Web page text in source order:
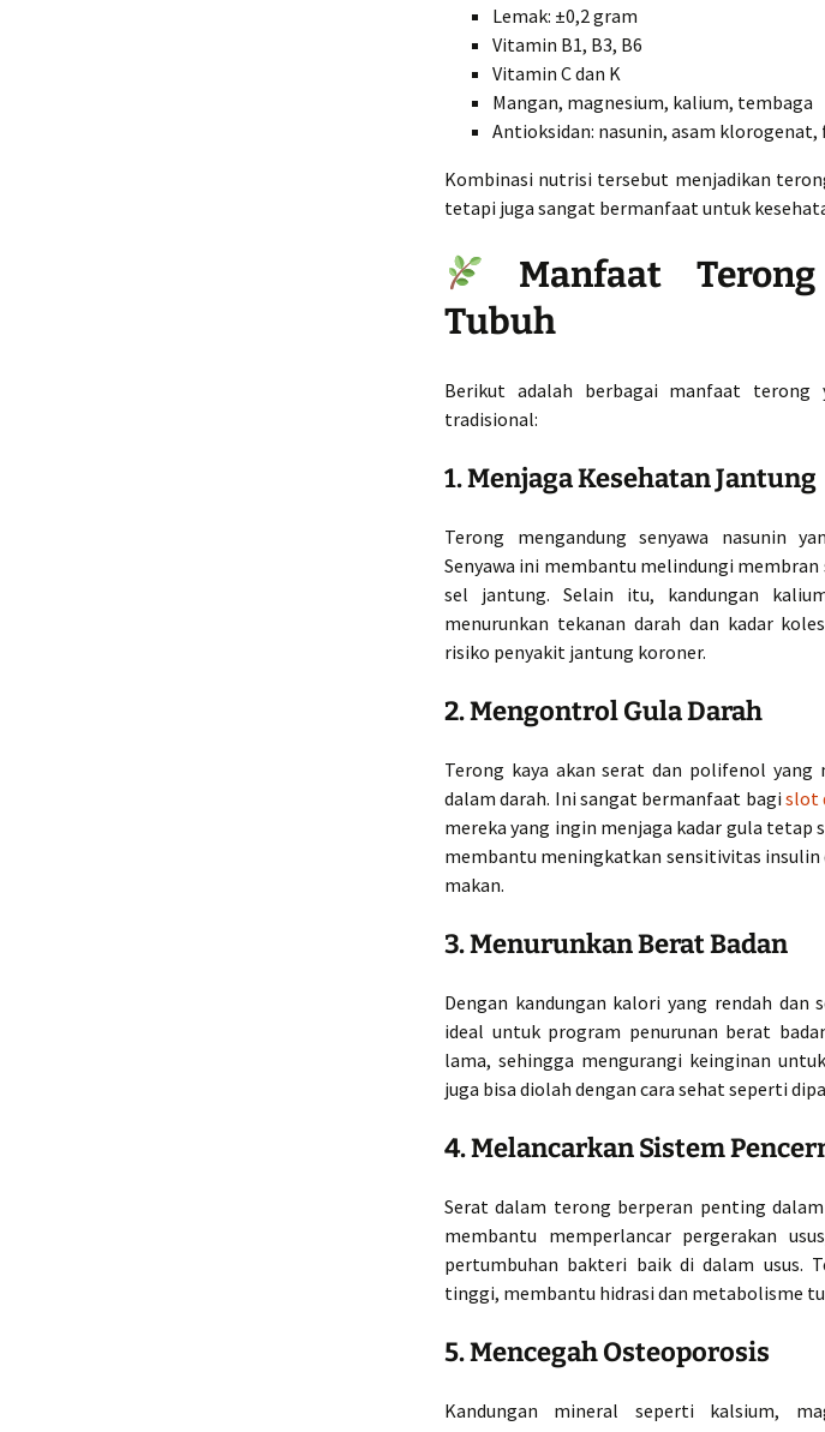
Lemak: ±0,2 gram
Vitamin B1, B3, B6
Vitamin C dan K
Mangan, magnesium, kalium, tembaga
Antioksidan: nasunin, asam klorogenat,
Kombinasi nutrisi tersebut menjadikan
tetapi juga sangat bermanfaat untuk
Manfaat
Tubuh
Berikut adalah berbagai manfaat
tradisional:
1. Menjaga Kesehatan Jantung
Terong mengandung senyawa nasunin
Senyawa ini membantu melindungi
sel jantung. Selain itu, kandungan
menurunkan tekanan darah dan kadar
risiko penyakit jantung koroner.
2. Mengontrol Gula Darah
Terong kaya akan serat dan polifenol
dalam darah. Ini sangat bermanfaat bagi slot
mereka yang ingin menjaga kadar gula
membantu meningkatkan sensitivitas
makan.
3. Menurunkan Berat Badan
Dengan kandungan kalori yang rendah
ideal untuk program penurunan berat
lama, sehingga mengurangi keinginan
juga bisa diolah dengan cara sehat seperti
4. Melancarkan Sistem
Serat dalam terong berperan penting
membantu memperlancar pergerakan
pertumbuhan bakteri baik di dalam usus.
tinggi, membantu hidrasi dan metabolisme
5. Mencegah Osteoporosis
Kandungan mineral seperti kalsium,